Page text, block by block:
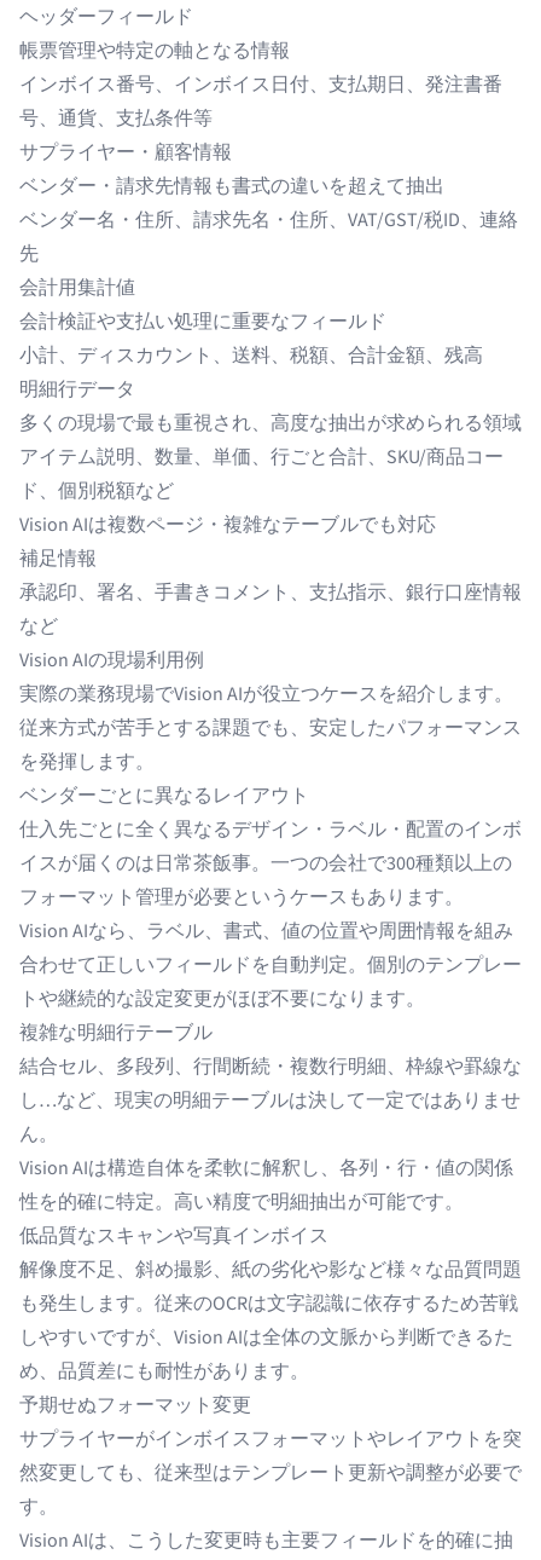
ヘッダーフィールド
帳票管理や特定の軸となる情報
インボイス番号、インボイス日付、支払期日、発注書番
号、通貨、支払条件等
サプライヤー・顧客情報
ベンダー・請求先情報も書式の違いを超えて抽出
ベンダー名・住所、請求先名・住所、VAT/GST/税ID、連絡
先
会計用集計値
会計検証や支払い処理に重要なフィールド
小計、ディスカウント、送料、税額、合計金額、残高
明細行データ
多くの現場で最も重視され、高度な抽出が求められる領域
アイテム説明、数量、単価、行ごと合計、SKU/商品コー
ド、個別税額など
Vision AIは複数ページ・複雑なテーブルでも対応
補足情報
承認印、署名、手書きコメント、支払指示、銀行口座情報
など
Vision AIの現場利用例
実際の業務現場でVision AIが役立つケースを紹介します。
従来方式が苦手とする課題でも、安定したパフォーマンス
を発揮します。
ベンダーごとに異なるレイアウト
仕入先ごとに全く異なるデザイン・ラベル・配置のインボ
イスが届くのは日常茶飯事。一つの会社で300種類以上の
フォーマット管理が必要というケースもあります。
Vision AIなら、ラベル、書式、値の位置や周囲情報を組み
合わせて正しいフィールドを自動判定。個別のテンプレー
トや継続的な設定変更がほぼ不要になります。
複雑な明細行テーブル
結合セル、多段列、行間断続・複数行明細、枠線や罫線な
し…など、現実の明細テーブルは決して一定ではありませ
ん。
Vision AIは構造自体を柔軟に解釈し、各列・行・値の関係
性を的確に特定。高い精度で明細抽出が可能です。
低品質なスキャンや写真インボイス
解像度不足、斜め撮影、紙の劣化や影など様々な品質問題
も発生します。従来のOCRは文字認識に依存するため苦戦
しやすいですが、Vision AIは全体の文脈から判断できるた
め、品質差にも耐性があります。
予期せぬフォーマット変更
サプライヤーがインボイスフォーマットやレイアウトを突
然変更しても、従来型はテンプレート更新や調整が必要で
す。
Vision AIは、こうした変更時も主要フィールドを的確に抽